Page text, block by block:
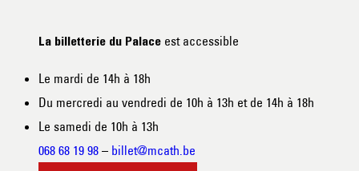
La billetterie du Palace est accessible
Le mardi de 14h à 18h
Du mercredi au vendredi de 10h à 13h et de 14h à 18h
Le samedi de 10h à 13h
068 68 19 98 – billet@mcath.be